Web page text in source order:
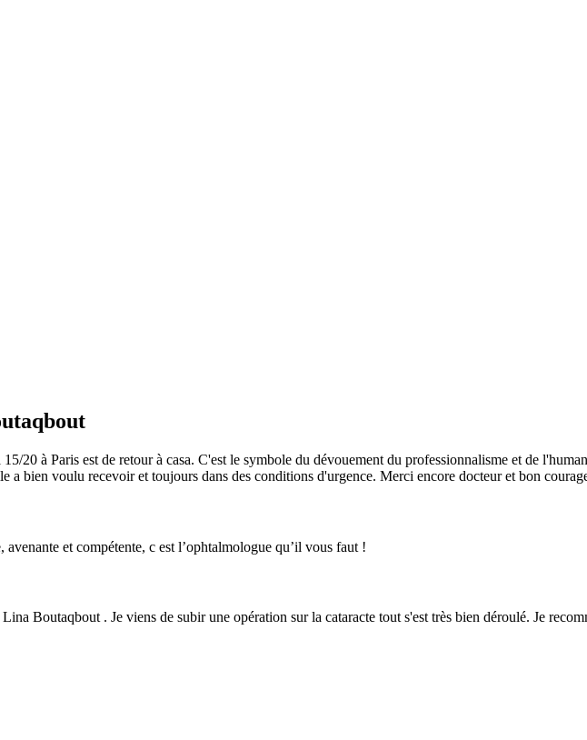
20 à Paris est de retour à casa. C'est le symbole du dévouement du professionnalisme et de
a bien voulu recevoir et toujours dans des conditions d'urgence. Merci encore docteur et bon
et compétente, c est l’ophtalmologue qu’il vous faut !
Boutaqbout . Je viens de subir une opération sur la cataracte tout s'est très bien déroulé. Je